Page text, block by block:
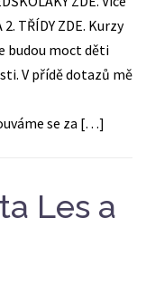
TŘÍDY ZDE. Kurzy
budou moct děti
V přídě dotazů mě
se za […]
Les a